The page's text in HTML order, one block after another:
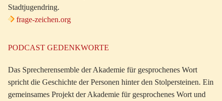
Stadtjugendring.
frage-zeichen.org
PODCAST GEDENKWORTE
Das Sprecherensemble der Akademie für gesprochenes Wort
spricht die Geschichte der Personen hinter den Stolpersteinen. Ein
gemeinsames Projekt der Akademie für gesprochenes Wort und